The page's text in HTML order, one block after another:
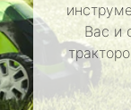
Вас и